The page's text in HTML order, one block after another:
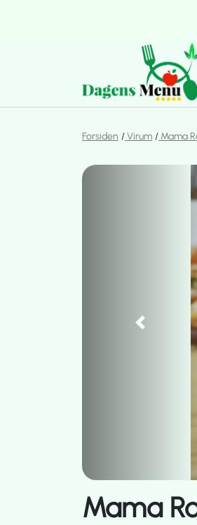
Forsiden Virum Mama
Previous
Mama